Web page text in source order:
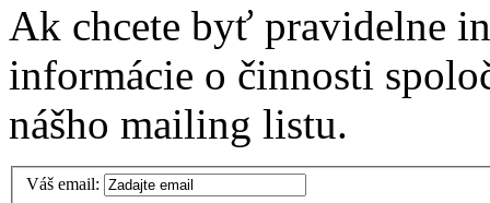
Ak chcete byť pravidelne
informácie o činnosti
nášho mailing listu.
Váš email: